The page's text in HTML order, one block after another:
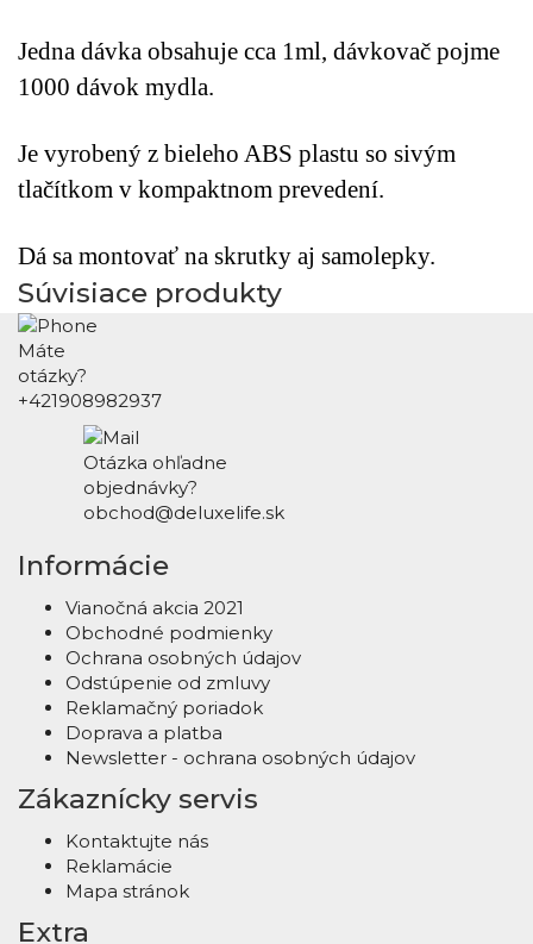
Jedna dávka obsahuje cca 1ml, dávkovač pojme
1000 dávok mydla.
Je vyrobený z bieleho ABS plastu so sivým
tlačítkom v kompaktnom prevedení.
Dá sa montovať na skrutky aj samolepky.
Súvisiace produkty
Máte
otázky?
+421908982937
Otázka ohľadne
objednávky?
obchod@deluxelife.sk
Informácie
Vianočná akcia 2021
Obchodné podmienky
Ochrana osobných údajov
Odstúpenie od zmluvy
Reklamačný poriadok
Doprava a platba
Newsletter - ochrana osobných údajov
Zákaznícky servis
Kontaktujte nás
Reklamácie
Mapa stránok
Extra